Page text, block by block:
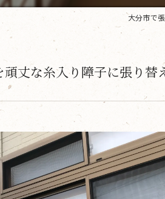
大分市で
頑丈な糸入り障子に張り